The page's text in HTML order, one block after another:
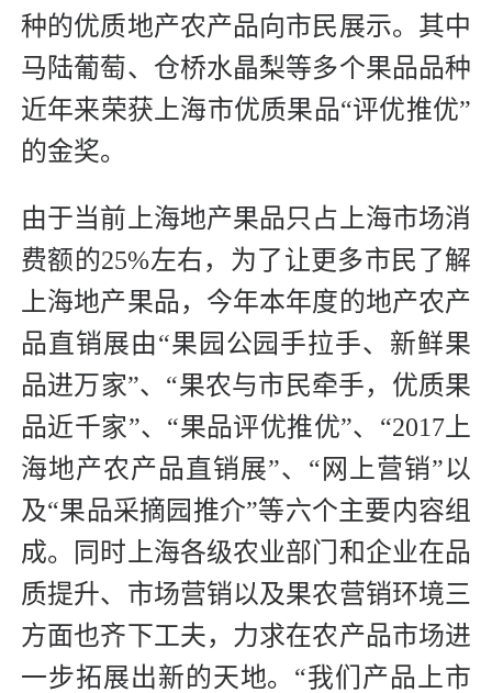
种的优质地产农产品向市民展示。其中
马陆葡萄、仓桥水晶梨等多个果品品种
近年来荣获上海市优质果品“评优推优”
的金奖。
由于当前上海地产果品只占上海市场消
费额的25%左右，为了让更多市民了解
上海地产果品，今年本年度的地产农产
品直销展由“果园公园手拉手、新鲜果
品进万家”、“果农与市民牵手，优质果
品近千家”、“果品评优推优”、“2017上
海地产农产品直销展”、“网上营销”以
及“果品采摘园推介”等六个主要内容组
成。同时上海各级农业部门和企业在品
质提升、市场营销以及果农营销环境三
方面也齐下工夫，力求在农产品市场进
一步拓展出新的天地。“我们产品上市